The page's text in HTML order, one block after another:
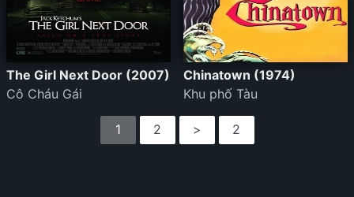
The Girl Next Door (2007)
Cô Cháu Gái
Chinatown (1974)
Khu phố Tàu
1 2 > 2